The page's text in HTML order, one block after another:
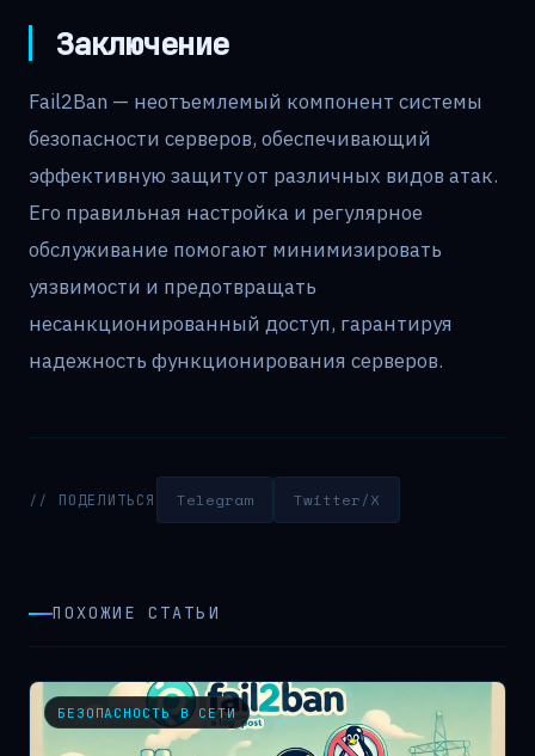
Заключение
Fail2Ban — неотъемлемый компонент системы
безопасности серверов, обеспечивающий
эффективную защиту от различных видов атак.
Его правильная настройка и регулярное
обслуживание помогают минимизировать
уязвимости и предотвращать
несанкционированный доступ, гарантируя
надежность функционирования серверов.
// ПОДЕЛИТЬСЯ Telegram Twitter/X
ПОХОЖИЕ СТАТЬИ
БЕЗОПАСНОСТЬ В СЕТИ